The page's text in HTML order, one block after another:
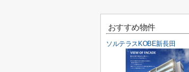
おすすめ物件
ソルテラスKOBE新長田